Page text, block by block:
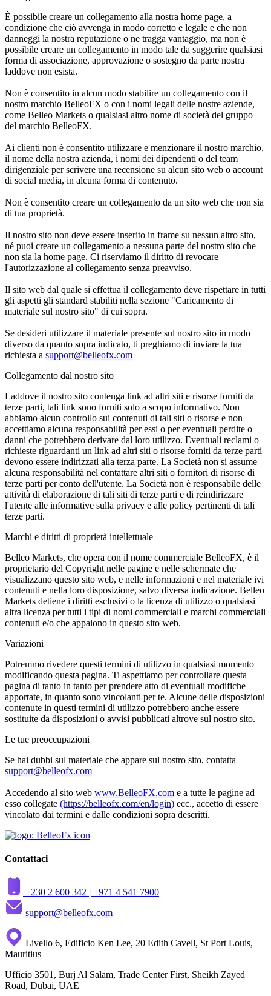
È possibile creare un collegamento alla nostra home page, a
condizione che ciò avvenga in modo corretto e legale e che non
danneggi la nostra reputazione o ne tragga vantaggio, ma non è
possibile creare un collegamento in modo tale da suggerire qualsiasi
forma di associazione, approvazione o sostegno da parte nostra
laddove non esista.
Non è consentito in alcun modo stabilire un collegamento con il
nostro marchio BelleoFX o con i nomi legali delle nostre aziende,
come Belleo Markets o qualsiasi altro nome di società del gruppo
del marchio BelleoFX.
Ai clienti non è consentito utilizzare e menzionare il nostro marchio,
il nome della nostra azienda, i nomi dei dipendenti o del team
dirigenziale per scrivere una recensione su alcun sito web o account
di social media, in alcuna forma di contenuto.
Non è consentito creare un collegamento da un sito web che non sia
di tua proprietà.
Il nostro sito non deve essere inserito in frame su nessun altro sito,
né puoi creare un collegamento a nessuna parte del nostro sito che
non sia la home page. Ci riserviamo il diritto di revocare
l'autorizzazione al collegamento senza preavviso.
Il sito web dal quale si effettua il collegamento deve rispettare in tutti
gli aspetti gli standard stabiliti nella sezione "Caricamento di
materiale sul nostro sito" di cui sopra.
Se desideri utilizzare il materiale presente sul nostro sito in modo
diverso da quanto sopra indicato, ti preghiamo di inviare la tua
richiesta a support@belleofx.com
Collegamento dal nostro sito
Laddove il nostro sito contenga link ad altri siti e risorse forniti da
terze parti, tali link sono forniti solo a scopo informativo. Non
abbiamo alcun controllo sui contenuti di tali siti o risorse e non
accettiamo alcuna responsabilità per essi o per eventuali perdite o
danni che potrebbero derivare dal loro utilizzo. Eventuali reclami o
richieste riguardanti un link ad altri siti o risorse forniti da terze parti
devono essere indirizzati alla terza parte. La Società non si assume
alcuna responsabilità nel contattare altri siti o fornitori di risorse di
terze parti per conto dell'utente. La Società non è responsabile delle
attività di elaborazione di tali siti di terze parti e di reindirizzare
l'utente alle informative sulla privacy e alle policy pertinenti di tali
terze parti.
Marchi e diritti di proprietà intellettuale
Belleo Markets, che opera con il nome commerciale BelleoFX, è il
proprietario del Copyright nelle pagine e nelle schermate che
visualizzano questo sito web, e nelle informazioni e nel materiale ivi
contenuti e nella loro disposizione, salvo diversa indicazione. Belleo
Markets detiene i diritti esclusivi o la licenza di utilizzo o qualsiasi
altra licenza per tutti i tipi di nomi commerciali e marchi commerciali
contenuti e/o che appaiono in questo sito web.
Variazioni
Potremmo rivedere questi termini di utilizzo in qualsiasi momento
modificando questa pagina. Ti aspettiamo per controllare questa
pagina di tanto in tanto per prendere atto di eventuali modifiche
apportate, in quanto sono vincolanti per te. Alcune delle disposizioni
contenute in questi termini di utilizzo potrebbero anche essere
sostituite da disposizioni o avvisi pubblicati altrove sul nostro sito.
Le tue preoccupazioni
Se hai dubbi sul materiale che appare sul nostro sito, contatta
support@belleofx.com
Accedendo al sito web www.BelleoFX.com e a tutte le pagine ad
esso collegate (https://belleofx.com/en/login) ecc., accetto di essere
vincolato dai termini e dalle condizioni sopra descritti.
Contattaci
+230 2 600 342 | +971 4 541 7900
support@belleofx.com
Livello 6, Edificio Ken Lee, 20 Edith Cavell, St Port Louis,
Mauritius
Ufficio 3501, Burj Al Salam, Trade Center First, Sheikh Zayed
Road, Dubai, UAE